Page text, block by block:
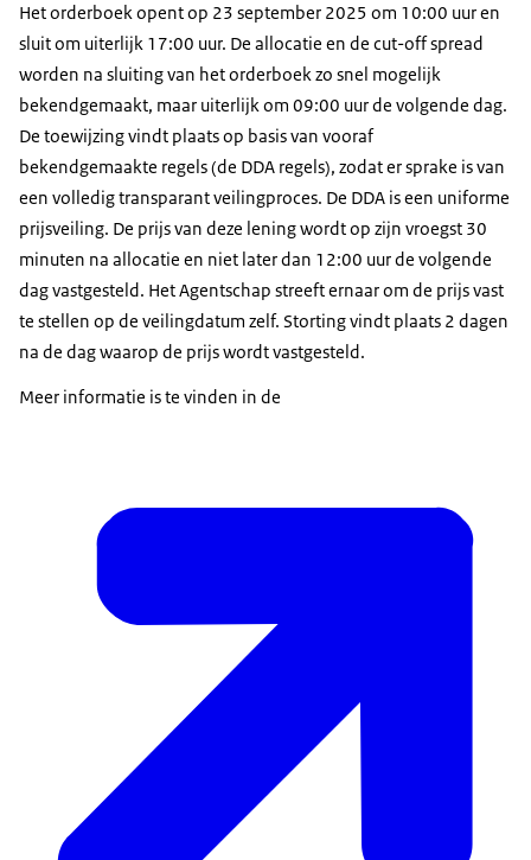
Het orderboek opent op 23 september 2025 om 10:00 uur en
sluit om uiterlijk 17:00 uur. De allocatie en de cut-off spread
worden na sluiting van het orderboek zo snel mogelijk
bekendgemaakt, maar uiterlijk om 09:00 uur de volgende dag.
De toewijzing vindt plaats op basis van vooraf
bekendgemaakte regels (de DDA regels), zodat er sprake is van
een volledig transparant veilingproces. De DDA is een uniforme
prijsveiling. De prijs van deze lening wordt op zijn vroegst 30
minuten na allocatie en niet later dan 12:00 uur de volgende
dag vastgesteld. Het Agentschap streeft ernaar om de prijs vast
te stellen op de veilingdatum zelf. Storting vindt plaats 2 dagen
na de dag waarop de prijs wordt vastgesteld.
Meer informatie is te vinden in de